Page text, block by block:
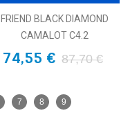
FRIEND BLACK DIAMOND
CAMALOT C4.2
74,55 € 87,70 €
7 8 9